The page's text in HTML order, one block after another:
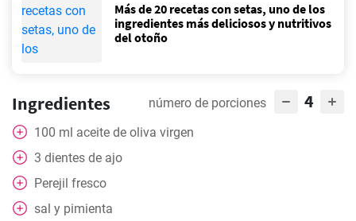
Más de 20 recetas con setas, uno de los
ingredientes más deliciosos y nutritivos
del otoño
Ingredientes número de porciones 4
100 ml aceite de oliva virgen
3 dientes de ajo
Perejil fresco
sal y pimienta